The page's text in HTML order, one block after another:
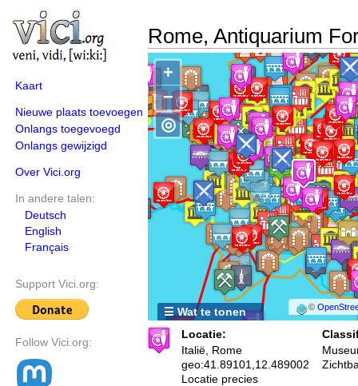
Kaart
Nieuwe plaats toevoegen
Onlangs toegevoegd
Onlangs gewijzigd
Over Vici.org
In andere talen:
Deutsch
English
Français
Support Vici.org:
Follow Vici.org:
Rome, Antiquarium
+
−
©
◎
☰ Wat te tonen
Locatie:
Italië, Rome
geo:41.89101,12.489002
Locatie precies